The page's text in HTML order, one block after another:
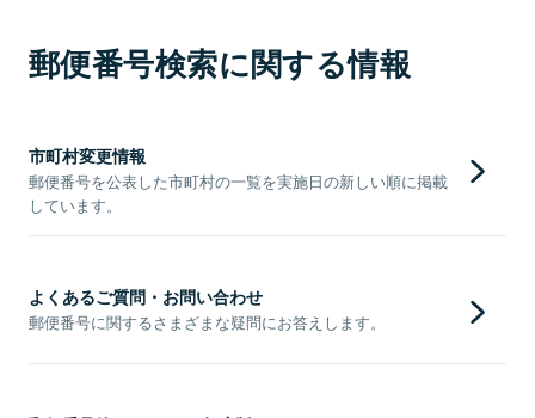
郵便番号検索に関する情報
市町村変更情報
郵便番号を公表した市町村の一覧を実施日の新しい順に掲載
しています。
よくあるご質問・お問い合わせ
郵便番号に関するさまざまな疑問にお答えします。